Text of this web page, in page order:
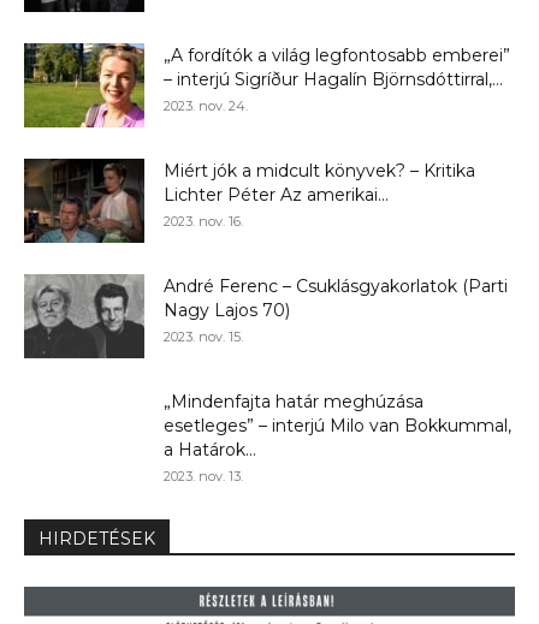
„A fordítók a világ legfontosabb emberei”
– interjú Sigríður Hagalín Björnsdóttirral,...
2023. nov. 24.
Miért jók a midcult könyvek? – Kritika
Lichter Péter Az amerikai...
2023. nov. 16.
André Ferenc – Csuklásgyakorlatok (Parti
Nagy Lajos 70)
2023. nov. 15.
„Mindenfajta határ meghúzása
esetleges” – interjú Milo van Bokkummal,
a Határok...
2023. nov. 13.
HIRDETÉSEK